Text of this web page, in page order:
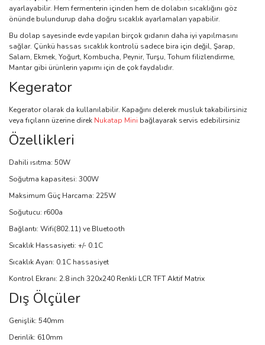
ayarlayabilir. Hem fermenterin içinden hem de dolabın sıcaklığını göz
önünde bulundurup daha doğru sıcaklık ayarlamaları yapabilir.
Bu dolap sayesinde evde yapılan birçok gıdanın daha iyi yapılmasını
sağlar. Çünkü hassas sıcaklık kontrolü sadece bira için değil, Şarap,
Salam, Ekmek, Yoğurt, Kombucha, Peynir, Turşu, Tohum filizlendirme,
Mantar gibi ürünlerin yapımı için de çok faydalıdır.
Kegerator
Kegerator olarak da kullanılabilir. Kapağını delerek musluk takabilirsiniz
veya fıçıların üzerine direk Nukatap Mini bağlayarak servis edebilirsiniz
Özellikleri
Dahili ısıtma: 50W
Soğutma kapasitesi: 300W
Maksimum Güç Harcama: 225W
Soğutucu: r600a
Bağlantı: Wifi(802.11) ve Bluetooth
Sıcaklık Hassasiyeti: +/- 0.1C
Sıcaklık Ayarı: 0.1C hassasiyet
Kontrol Ekranı: 2.8 inch 320x240 Renkli LCR TFT Aktif Matrix
Dış Ölçüler
Genişlik: 540mm
Derinlik: 610mm